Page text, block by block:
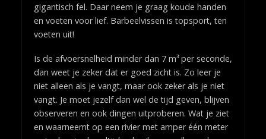
gigantisch fel. Daar neem je graag koude handen
en voeten voor lief. Barbeelvissen is topsport, ten
voeten uit!
Is de afvoersnelheid minder dan 7 m³ per seconde,
dan weet je zeker dat er goed zicht is. Zo leer je
niet alleen als je vangt, maar ook zeker als je niet
vangt. Je moet jezelf dan wel de tijd geven, blijven
observeren en ook dingen uitproberen. Wat je ziet
en waarneemt op een rivier met amper één meter